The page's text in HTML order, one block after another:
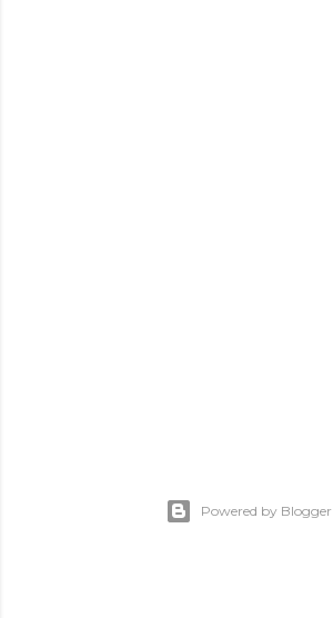
Powered by Blogger